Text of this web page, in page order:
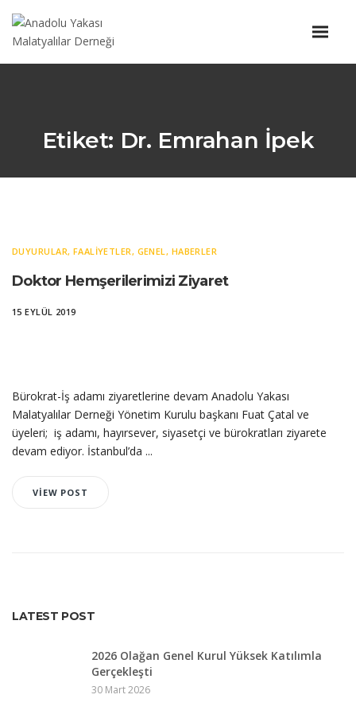
Etiket: Dr. Emrahan İpek
DUYURULAR, FAALIYETLER, GENEL, HABERLER
Doktor Hemşerilerimizi Ziyaret
15 EYLÜL 2019
Bürokrat-İş adamı ziyaretlerine devam Anadolu Yakası
Malatyalılar Derneği Yönetim Kurulu başkanı Fuat Çatal ve
üyeleri; iş adamı, hayırsever, siyasetçi ve bürokratları ziyarete
devam ediyor. İstanbul’da ...
VIEW POST
LATEST POST
2026 Olağan Genel Kurul Yüksek Katılımla
Gerçekleşti
30 Mart 2026